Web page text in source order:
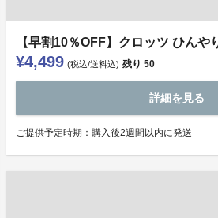
【早割10％OFF】クロッツ ひんや
¥4,499 (税込/送料込) 残り 50
詳細を見る
ご提供予定時期：購⼊後2週間以内に発送